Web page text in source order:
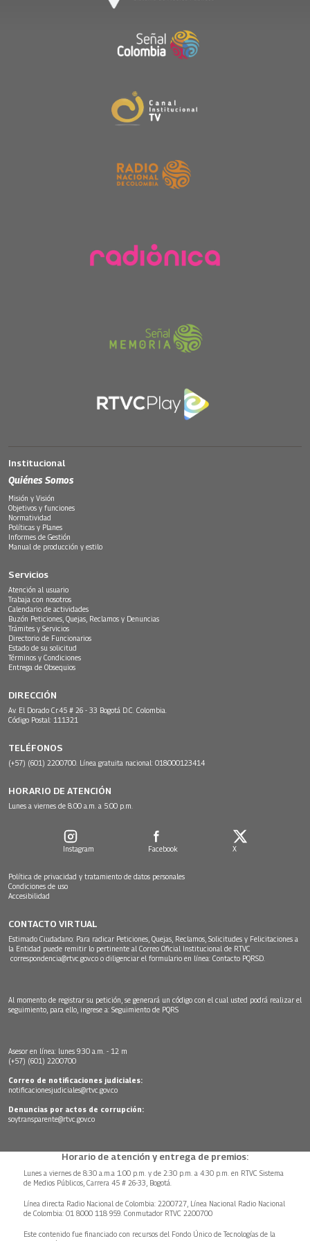
Institucional
Quiénes Somos
Misión y Visión
Objetivos y funciones
Normatividad
Políticas y Planes
Informes de Gestión
Manual de producción y estilo
Servicios
Atención al usuario
Trabaja con nosotros
Calendario de actividades
Buzón Peticiones, Quejas, Reclamos y Denuncias
Trámites y Servicios
Directorio de Funcionarios
Estado de su solicitud
Términos y Condiciones
Entrega de Obsequios
DIRECCIÓN
Av. El Dorado Cr.45 # 26 - 33 Bogotá D.C. Colombia.
Código Postal: 111321
TELÉFONOS
(+57) (601) 2200700. Línea gratuita nacional: 018000123414
HORARIO DE ATENCIÓN
Lunes a viernes de 8:00 a.m. a 5:00 p.m.
Instagram Facebook X
Política de privacidad y tratamiento de datos personales
Condiciones de uso
Accesibilidad
CONTACTO VIRTUAL
Estimado Ciudadano: Para radicar Peticiones, Quejas, Reclamos, Solicitudes y Felicitaciones a
la Entidad puede remitir lo pertinente al Correo Oficial Institucional de RTVC
correspondencia@rtvc.gov.co o diligenciar el formulario en línea: Contacto PQRSD.
Al momento de registrar su petición, se generará un código con el cual usted podrá realizar el
seguimiento, para ello, ingrese a: Seguimiento de PQRS
Asesor en línea: lunes 9:30 a.m. - 12 m
(+57) (601) 2200700
Correo de notificaciones judiciales:
notificacionesjudiciales@rtvc.gov.co
Denuncias por actos de corrupción:
soytransparente@rtvc.gov.co
Horario de atención y entrega de premios:
Lunes a viernes de 8:30 a.m.a 1:00 p.m. y de 2:30 p.m. a 4:30 p.m. en RTVC Sistema
de Medios Públicos, Carrera 45 # 26-33, Bogotá.
Línea directa Radio Nacional de Colombia: 2200727, Línea Nacional Radio Nacional
de Colombia: 01 8000 118 959. Conmutador RTVC 2200700
Este contenido fue financiado con recursos del Fondo Único de Tecnologías de la